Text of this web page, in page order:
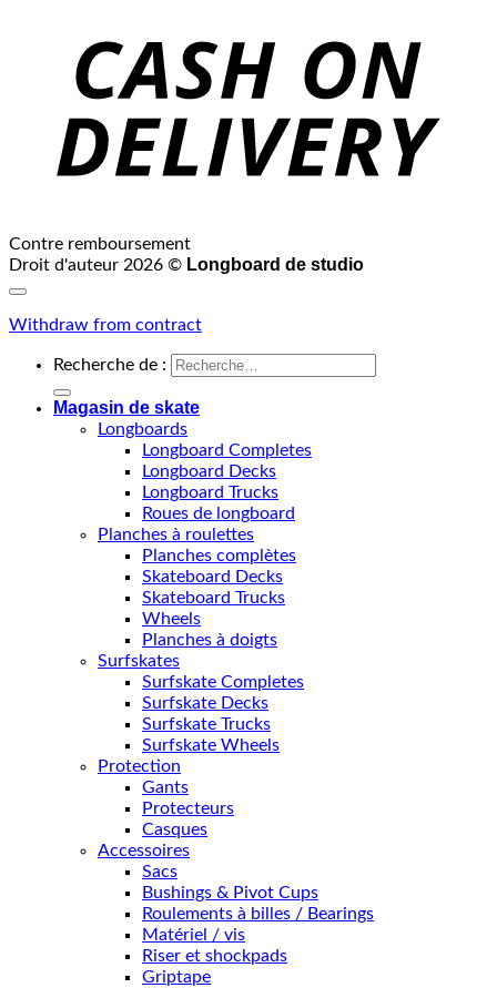
Contre remboursement
Droit d'auteur 2026 © Longboard de studio
Withdraw from contract
Recherche de :
Magasin de skate
Longboards
Longboard Completes
Longboard Decks
Longboard Trucks
Roues de longboard
Planches à roulettes
Planches complètes
Skateboard Decks
Skateboard Trucks
Wheels
Planches à doigts
Surfskates
Surfskate Completes
Surfskate Decks
Surfskate Trucks
Surfskate Wheels
Protection
Gants
Protecteurs
Casques
Accessoires
Sacs
Bushings & Pivot Cups
Roulements à billes / Bearings
Matériel / vis
Riser et shockpads
Griptape